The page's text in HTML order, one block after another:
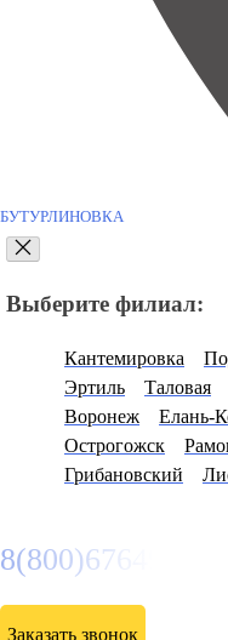
БУТУРЛИНОВКА
Выберите филиал:
Кантемировка
Эртиль
Таловая
Воронеж
Елань-
Острогожск
Грибановский
8(800)6764935
Заказать звонок